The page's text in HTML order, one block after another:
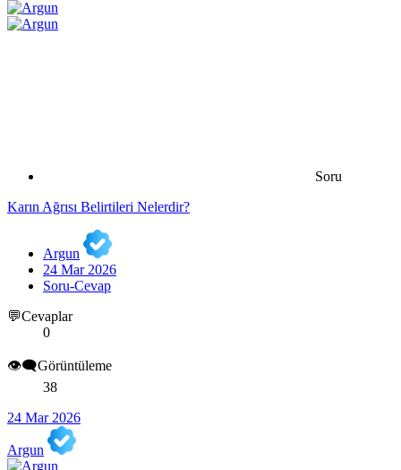
Soru
Karın Ağrısı Belirtileri Nelerdir?
Argun
24 Mar 2026
Soru-Cevap
💬Cevaplar
0
👁️‍🗨️Görüntüleme
38
24 Mar 2026
Argun